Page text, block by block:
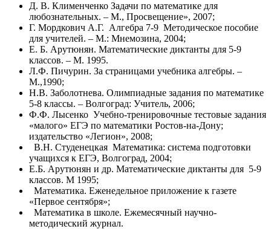
Д. В. Клименченко Задачи по математике для
любознательных. – М., Просвещение», 2007;
Г. Мордкович А.Г. Алгебра 7-9 Методическое пособие
для учителей. – М.: Мнемозина, 2004;
Е. Б. Арутюнян. Математические диктанты для 5-9
классов. – М. 1995.
Л.Ф. Пичурин. За страницами учебника алгебры. –
М.,1990;
Н.В. Заболотнева. Олимпиадные задания по математике
5-8 классы. – Волгоград: Учитель, 2006;
Ф.Ф. Лысенко Учебно-тренировочные тестовые задания
«малого» ЕГЭ по математики Ростов-на-Дону;
издательство «Легион», 2008;
В.Н. Студенецкая Математика: система подготовки
учащихся к ЕГЭ, Волгоград, 2004;
Е.Б. Арутюнян и др. Математические диктанты для 5-9
классов. М 1995;
Математика. Еженедельное приложение к газете
«Первое сентября»;
Математика в школе. Ежемесячный научно-
методический журнал.